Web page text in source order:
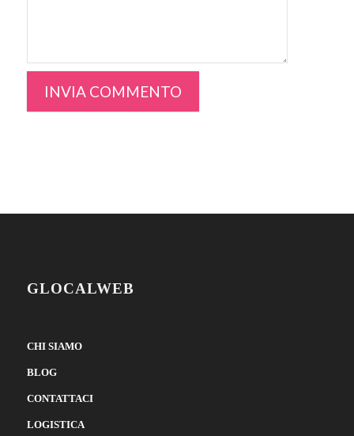
GLOCALWEB
CHI SIAMO
BLOG
CONTATTACI
LOGISTICA